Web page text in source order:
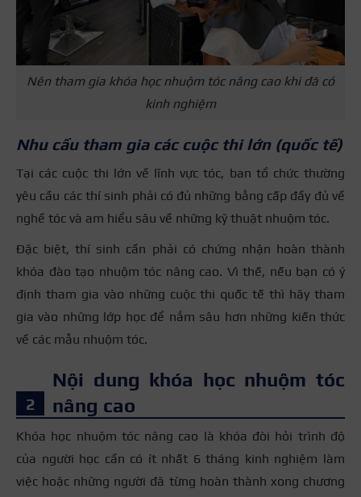
Nên tham gia khóa học nhuộm tóc nâng cao khi đã có
kinh nghiệm
Nhu cầu tham gia các cuộc thi lớn (quốc tế)
Tại các cuộc thi lớn về lĩnh vực tóc, ban tổ chức thường
yêu cầu các thí sinh phải có đủ những bằng cấp đầy đủ về
nghề tóc và am hiểu sâu về những kỹ thuật nhuộm tóc.
Đặc biệt, thí sinh cần phải có chứng nhận hoàn thành
khóa đào tạo nhuộm tóc nâng cao. Vì thế, nếu bạn có ý
định tham gia vào những cuộc thi quốc tế thì hãy tham
gia vào những lớp học để nắm sâu hơn những kiến thức
về các mẫu nhuộm tóc.
Nội dung khóa học nhuộm tóc
nâng cao
Khóa học nhuộm tóc nâng cao là khóa đòi hỏi trình độ
của người học cần có ít nhất 6 tháng kinh nghiệm làm
việc hoặc những người đã từng hoàn thành xong chương